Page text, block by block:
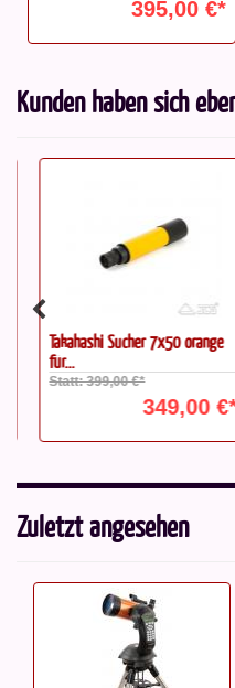
395,00 €*
Kunden haben sich
Takahashi Sucher 7x50 orange
für...
Statt: 399,00 €*
349,00 €*
Zuletzt angesehen